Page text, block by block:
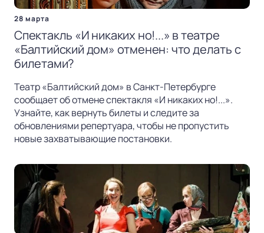
28 марта
Спектакль «И никаких но!...» в театре
«Балтийский дом» отменен: что делать с
билетами?
Театр «Балтийский дом» в Санкт-Петербурге
сообщает об отмене спектакля «И никаких но!...».
Узнайте, как вернуть билеты и следите за
обновлениями репертуара, чтобы не пропустить
новые захватывающие постановки.